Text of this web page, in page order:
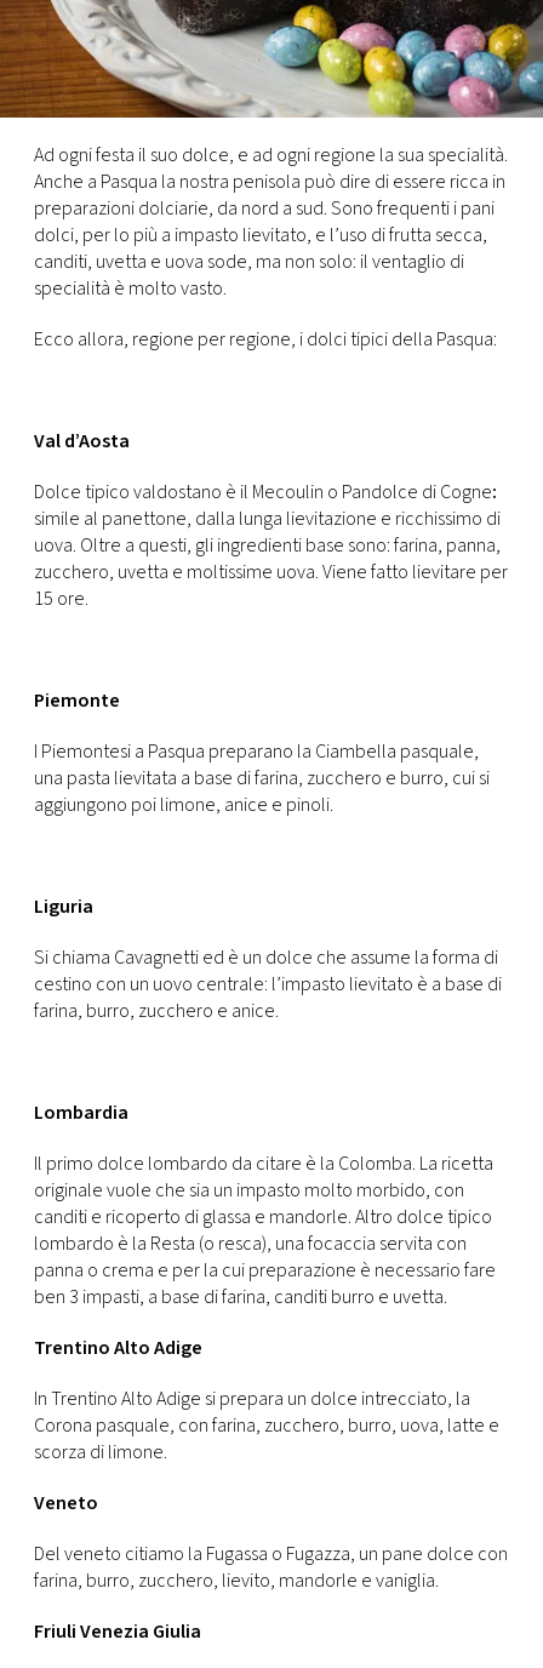
TV
PRINCIPATO
DI
MONACO
RMC
CONSIGLIA
Ad ogni festa il suo dolce, e ad ogni regione la sua specialità.
Anche a Pasqua la nostra penisola può dire di essere ricca in
preparazioni dolciarie, da nord a sud. Sono frequenti i pani
dolci, per lo più a impasto lievitato, e l’uso di frutta secca,
canditi, uvetta e uova sode, ma non solo: il ventaglio di
specialità è molto vasto.
Ecco allora, regione per regione, i dolci tipici della Pasqua:
Val d’Aosta
Dolce tipico valdostano è il Mecoulin o Pandolce di Cogne:
simile al panettone, dalla lunga lievitazione e ricchissimo di
uova. Oltre a questi, gli ingredienti base sono: farina, panna,
zucchero, uvetta e moltissime uova. Viene fatto lievitare per
15 ore.
Piemonte
I Piemontesi a Pasqua preparano la Ciambella pasquale,
una pasta lievitata a base di farina, zucchero e burro, cui si
aggiungono poi limone, anice e pinoli.
Liguria
Si chiama Cavagnetti ed è un dolce che assume la forma di
cestino con un uovo centrale: l’impasto lievitato è a base di
farina, burro, zucchero e anice.
Lombardia
Il primo dolce lombardo da citare è la Colomba. La ricetta
originale vuole che sia un impasto molto morbido, con
canditi e ricoperto di glassa e mandorle. Altro dolce tipico
lombardo è la Resta (o resca), una focaccia servita con
panna o crema e per la cui preparazione è necessario fare
ben 3 impasti, a base di farina, canditi burro e uvetta.
Trentino Alto Adige
In Trentino Alto Adige si prepara un dolce intrecciato, la
Corona pasquale, con farina, zucchero, burro, uova, latte e
scorza di limone.
Veneto
Del veneto citiamo la Fugassa o Fugazza, un pane dolce con
farina, burro, zucchero, lievito, mandorle e vaniglia.
Friuli Venezia Giulia